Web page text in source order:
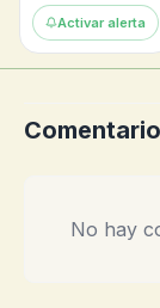
Activar alerta
No hay